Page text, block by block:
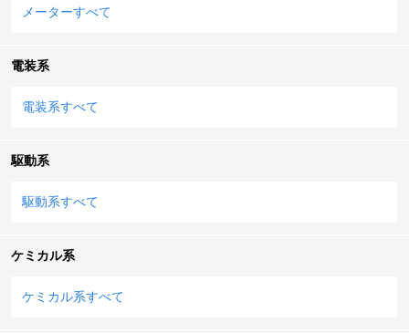
メーターすべて
電装系
電装系すべて
駆動系
駆動系すべて
ケミカル系
ケミカル系すべて